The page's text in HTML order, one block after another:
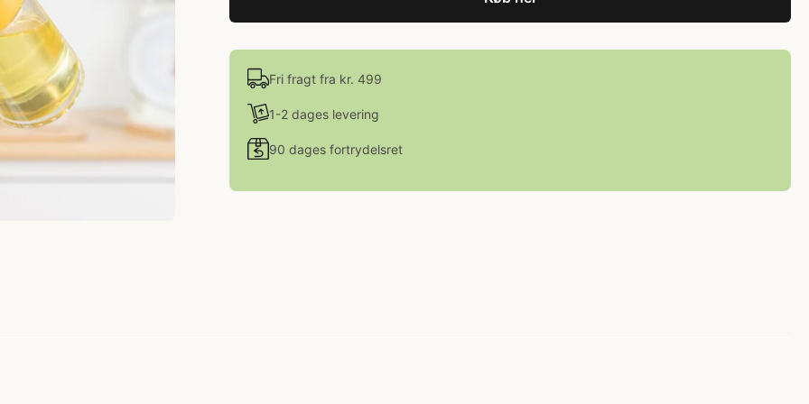
Fri fragt fra kr. 499
1-2 dages levering
90 dages fortrydelsret